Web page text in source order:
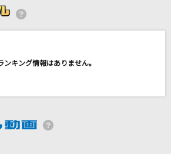
もっと見る